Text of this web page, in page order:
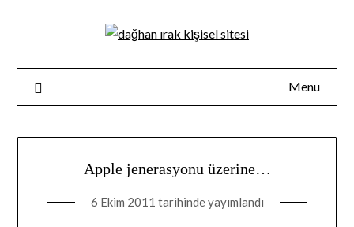
Menu
Apple jenerasyonu üzerine…
6 Ekim 2011 tarihinde yayımlandı